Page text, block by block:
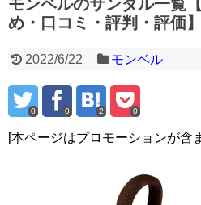
モンベルのサンダル一覧
め・口コミ・評判・評価】
2022/6/22 モンベル
0 0 2 0
[本ページはプロモーションが含